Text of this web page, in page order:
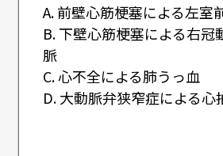
A. 前壁心筋梗塞による左室
B. 下壁心筋梗塞による右冠
脈
C. 心不全による肺うっ血
D. 大動脈弁狭窄症による心